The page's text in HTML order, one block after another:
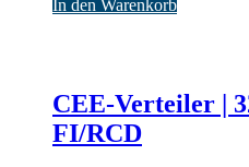
In den Warenkorb
CEE-Verteiler |
FI/RCD